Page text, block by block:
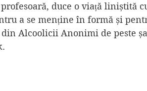
duce o viață liniștită
a se menține în formă și
Alcoolicii Anonimi de peste